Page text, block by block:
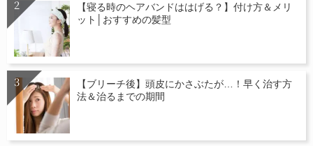
【寝る時のヘアバンドははげる？】付け方＆メリ
ット│おすすめの髪型
【ブリーチ後】頭皮にかさぶたが…！早く治す方
法＆治るまでの期間